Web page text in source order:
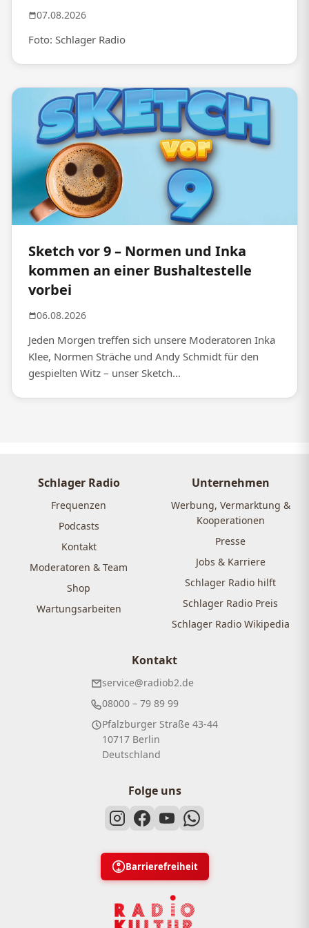
07.08.2026
Foto: Schlager Radio
Sketch vor 9 – Normen und Inka
kommen an einer Bushaltestelle
vorbei
06.08.2026
Jeden Morgen treffen sich unsere Moderatoren Inka
Klee, Normen Sträche und Andy Schmidt für den
gespielten Witz – unser Sketch...
Schlager Radio
Frequenzen
Podcasts
Kontakt
Moderatoren & Team
Shop
Wartungsarbeiten
Unternehmen
Werbung, Vermarktung &
Kooperationen
Presse
Jobs & Karriere
Schlager Radio hilft
Schlager Radio Preis
Schlager Radio Wikipedia
Kontakt
service@radiob2.de
08000 – 79 89 99
Pfalzburger Straße 43-44
10717 Berlin
Deutschland
Folge uns
Barrierefreiheit